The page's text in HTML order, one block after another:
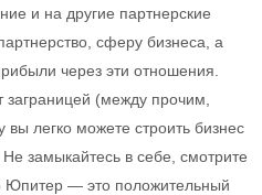
и на другие партнерские
сферу бизнеса, а
через эти отношения.
(между прочим,
легко можете строить бизнес
замыкайтесь в себе, смотрите
Юпитер — это положительный